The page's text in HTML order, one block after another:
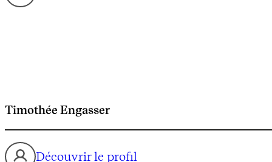
Timothée Engasser
Découvrir le profil